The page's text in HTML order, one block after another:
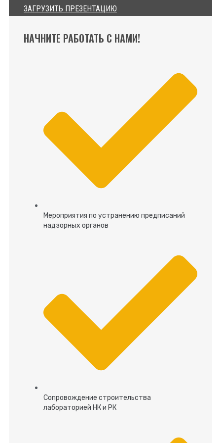
ЗАГРУЗИТЬ ПРЕЗЕНТАЦИЮ
НАЧНИТЕ РАБОТАТЬ С НАМИ!
Мероприятия по устранению предписаний
надзорных органов
Сопровождение строительства
лабораторией НК и РК